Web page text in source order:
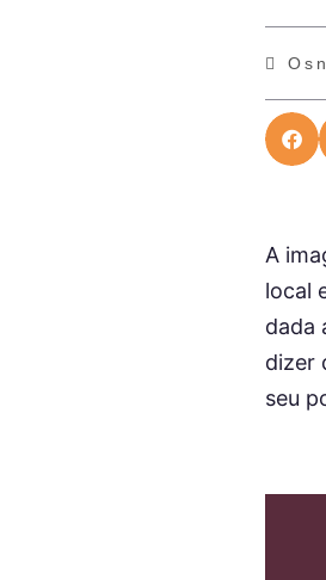
A
local
dada
dizer
seu